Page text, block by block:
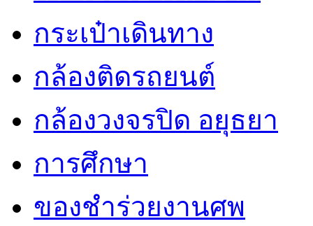
กระเป๋าเดินทาง
กล้องติดรถยนต์
กล้องวงจรปิด อยุธยา
การศึกษา
ของชำร่วยงานศพ